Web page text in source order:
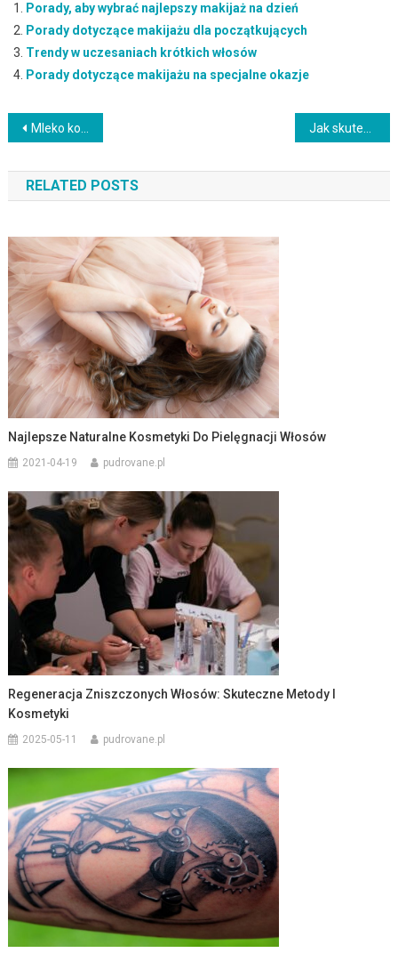
Porady, aby wybrać najlepszy makijaż na dzień
Porady dotyczące makijażu dla początkujących
Trendy w uczesaniach krótkich włosów
Porady dotyczące makijażu na specjalne okazje
Nawigacja
wpisu
Mleko kokosowe – klucz do zdrowej i pięknej skóry twarzy Jak skutecznie blendować cienie? Przewodnik po technikach makijażu
RELATED POSTS
Najlepsze Naturalne Kosmetyki Do Pielęgnacji Włosów
2021-04-19 pudrovane.pl
Regeneracja Zniszczonych Włosów: Skuteczne Metody I
Kosmetyki
2025-05-11 pudrovane.pl